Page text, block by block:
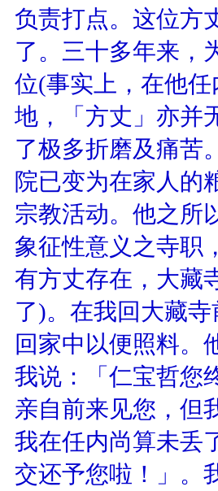
负责打点。这位方
了。三十多年来，
位(事实上，在他
地，「方丈」亦并
了极多折磨及痛苦
院已变为在家人的
宗教活动。他之所
象征性意义之寺职
有方丈存在，大藏
了)。在我回大藏
回家中以便照料。
我说：「仁宝哲您
亲自前来见您，但
我在任内尚算未丢
交还予您啦！」。